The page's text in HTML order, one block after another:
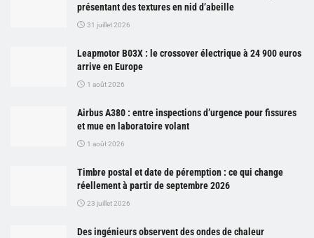
présentant des textures en nid d’abeille
31 juillet 2026
Leapmotor B03X : le crossover électrique à 24 900 euros
arrive en Europe
1 août 2026
Airbus A380 : entre inspections d’urgence pour fissures
et mue en laboratoire volant
1 août 2026
Timbre postal et date de péremption : ce qui change
réellement à partir de septembre 2026
23 juillet 2026
Des ingénieurs observent des ondes de chaleur